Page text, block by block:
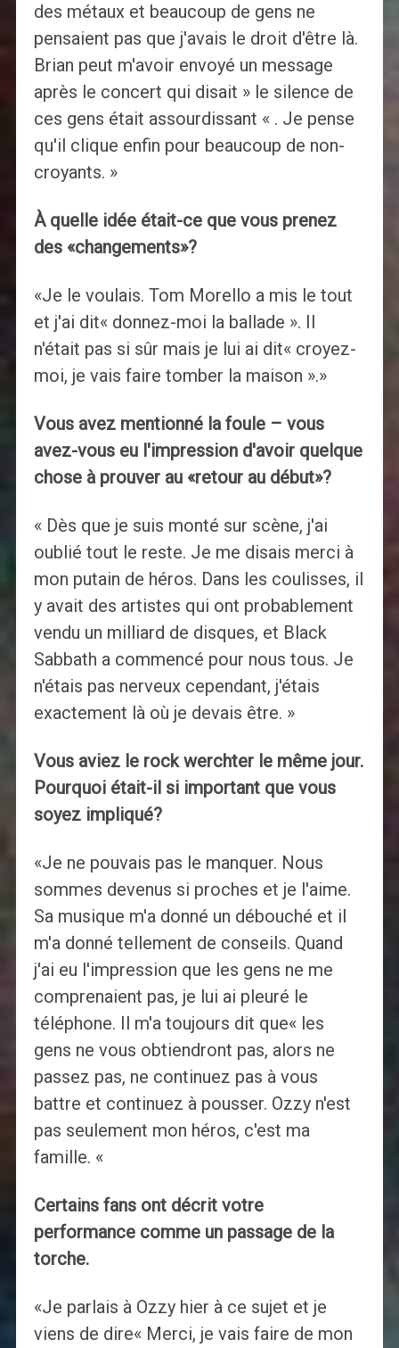
des métaux et beaucoup de gens ne
pensaient pas que j'avais le droit d'être là.
Brian peut m'avoir envoyé un message
après le concert qui disait » le silence de
ces gens était assourdissant « . Je pense
qu'il clique enfin pour beaucoup de non-
croyants. »
À quelle idée était-ce que vous prenez
des «changements»?
«Je le voulais. Tom Morello a mis le tout
et j'ai dit« donnez-moi la ballade ». Il
n'était pas si sûr mais je lui ai dit« croyez-
moi, je vais faire tomber la maison ».»
Vous avez mentionné la foule – vous
avez-vous eu l'impression d'avoir quelque
chose à prouver au «retour au début»?
« Dès que je suis monté sur scène, j'ai
oublié tout le reste. Je me disais merci à
mon putain de héros. Dans les coulisses, il
y avait des artistes qui ont probablement
vendu un milliard de disques, et Black
Sabbath a commencé pour nous tous. Je
n'étais pas nerveux cependant, j'étais
exactement là où je devais être. »
Vous aviez le rock werchter le même jour.
Pourquoi était-il si important que vous
soyez impliqué?
«Je ne pouvais pas le manquer. Nous
sommes devenus si proches et je l'aime.
Sa musique m'a donné un débouché et il
m'a donné tellement de conseils. Quand
j'ai eu l'impression que les gens ne me
comprenaient pas, je lui ai pleuré le
téléphone. Il m'a toujours dit que« les
gens ne vous obtiendront pas, alors ne
passez pas, ne continuez pas à vous
battre et continuez à pousser. Ozzy n'est
pas seulement mon héros, c'est ma
famille. «
Certains fans ont décrit votre
performance comme un passage de la
torche.
«Je parlais à Ozzy hier à ce sujet et je
viens de dire« Merci, je vais faire de mon